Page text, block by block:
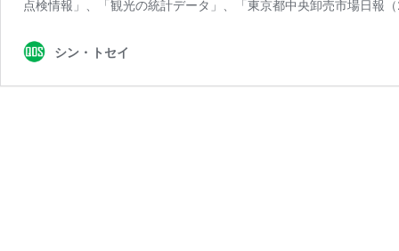
点検情報」、「観光の統計データ」、「東京都中央卸売市場日報
シン・トセイ